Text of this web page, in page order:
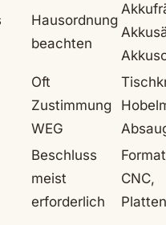
Hausordnung
beachten
Oft
Zustimmung
WEG
Beschluss
meist
erforderlich
CNC,